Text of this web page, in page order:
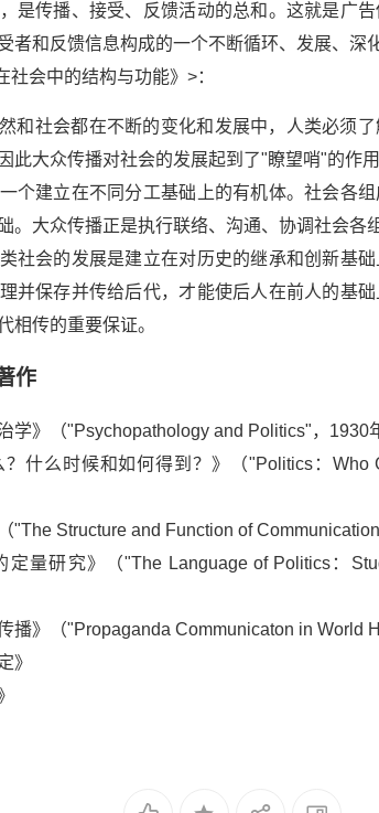
是传播、接受、反馈活动的总和。这就是广
者和反馈信息构成的一个不断循环、发展、深
社会中的结构与功能》>：
和社会都在不断的变化和发展中，人类必须
此大众传播对社会的发展起到了"瞭望哨"的作用
个建立在不同分工基础上的有机体。社会各
。大众传播正是执行联络、沟通、协调社会各
社会的发展是建立在对历史的继承和创新基
并保存并传给后代，才能使后人在前人的基
相传的重要保证。
作
学》（"Psychopathology and Politics"，1930
？什么时候和如何得到？》（"Politics：Who
"The Structure and Function of
定量研究》（"The Language of Politics：
播》（"Propaganda Communicaton in World
》